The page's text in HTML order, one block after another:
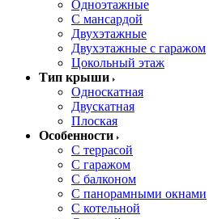
Одноэтажные
С мансардой
Двухэтажные
Двухэтажные с гаражом
Цокольный этаж
Тип крыши
Односкатная
Двускатная
Плоская
Особенности
С террасой
С гаражом
С балконом
С панорамными окнами
С котельной